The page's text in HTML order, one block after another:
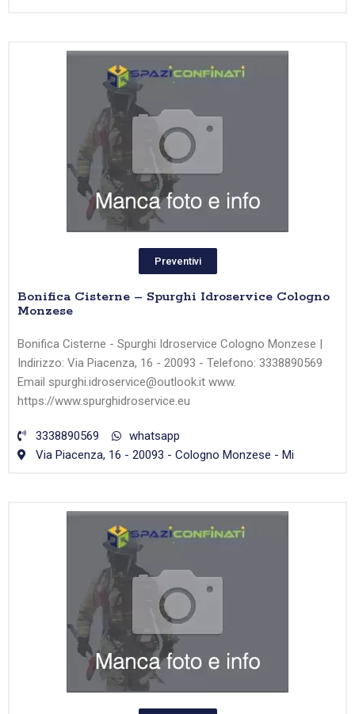
Preventivi
Bonifica Cisterne – Spurghi Idroservice Cologno
Monzese
Bonifica Cisterne - Spurghi Idroservice Cologno Monzese |
Indirizzo: Via Piacenza, 16 - 20093 - Telefono: 3338890569
Email spurghi.idroservice@outlook.it www.
https://www.spurghidroservice.eu
3338890569
whatsapp
Via Piacenza, 16 - 20093 - Cologno Monzese - Mi